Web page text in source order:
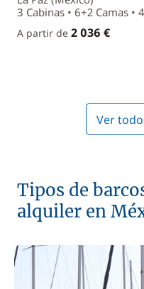
3 Cabinas • 6+2 Camas •
A partir de 2 036 €
Ver
Tipos de
alquiler en